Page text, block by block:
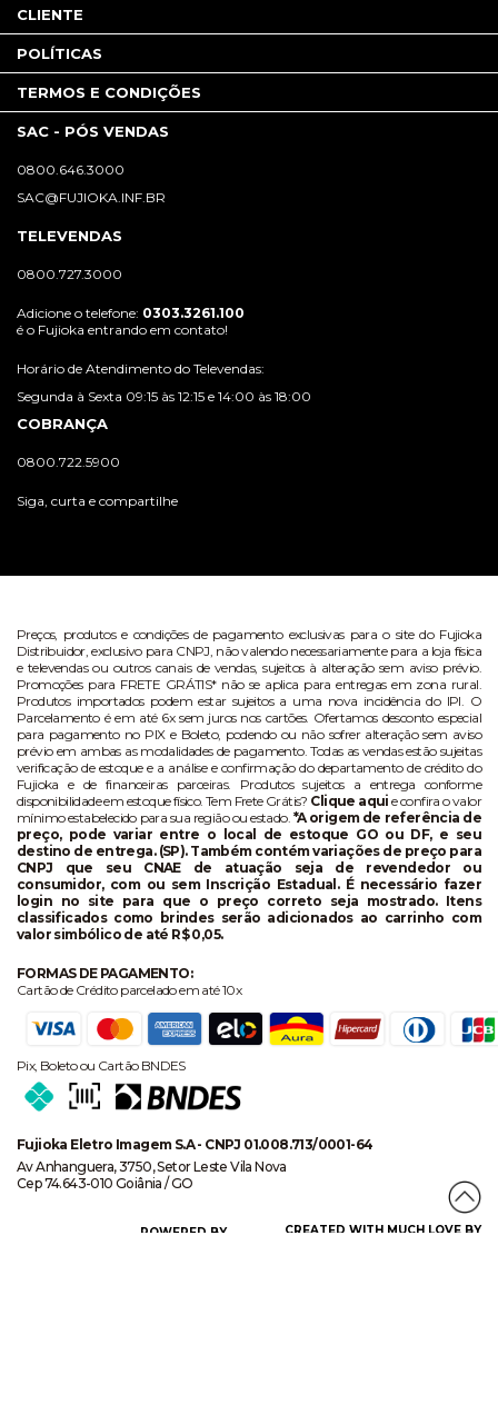
CLIENTE
POLÍTICAS
TERMOS E CONDIÇÕES
SAC - PÓS VENDAS
0800.646.3000
SAC@FUJIOKA.INF.BR
TELEVENDAS
0800.727.3000
Adicione o telefone: 0303.3261.100
é o Fujioka entrando em contato!
Horário de Atendimento do Televendas:
Segunda à Sexta 09:15 às 12:15 e 14:00 às 18:00
COBRANÇA
0800.722.5900
Siga, curta e compartilhe
Preços, produtos e condições de pagamento exclusivas para o site do Fujioka
Distribuidor, exclusivo para CNPJ, não valendo necessariamente para a loja física
e televendas ou outros canais de vendas, sujeitos à alteração sem aviso prévio.
Promoções para FRETE GRÁTIS* não se aplica para entregas em zona rural.
Produtos importados podem estar sujeitos a uma nova incidência do IPI. O
Parcelamento é em até 6x sem juros nos cartões. Ofertamos desconto especial
para pagamento no PIX e Boleto, podendo ou não sofrer alteração sem aviso
prévio em ambas as modalidades de pagamento. Todas as vendas estão sujeitas
verificação de estoque e a análise e confirmação do departamento de crédito do
Fujioka e de financeiras parceiras. Produtos sujeitos a entrega conforme
disponibilidade em estoque físico. Tem Frete Grátis? Clique aqui e confira o valor
mínimo estabelecido para sua região ou estado. *A origem de referência de
preço, pode variar entre o local de estoque GO ou DF, e seu
destino de entrega. (SP). Também contém variações de preço para
CNPJ que seu CNAE de atuação seja de revendedor ou
consumidor, com ou sem Inscrição Estadual. É necessário fazer
login no site para que o preço correto seja mostrado. Itens
classificados como brindes serão adicionados ao carrinho com
valor simbólico de até R$ 0,05.
FORMAS DE PAGAMENTO:
Cartão de Crédito parcelado em até 10x
Pix, Boleto ou Cartão BNDES
Fujioka Eletro Imagem S.A - CNPJ 01.008.713/0001-64
Av Anhanguera, 3750, Setor Leste Vila Nova
Cep 74.643-010 Goiânia / GO
POWERED BY CREATED WITH MUCH LOVE BY